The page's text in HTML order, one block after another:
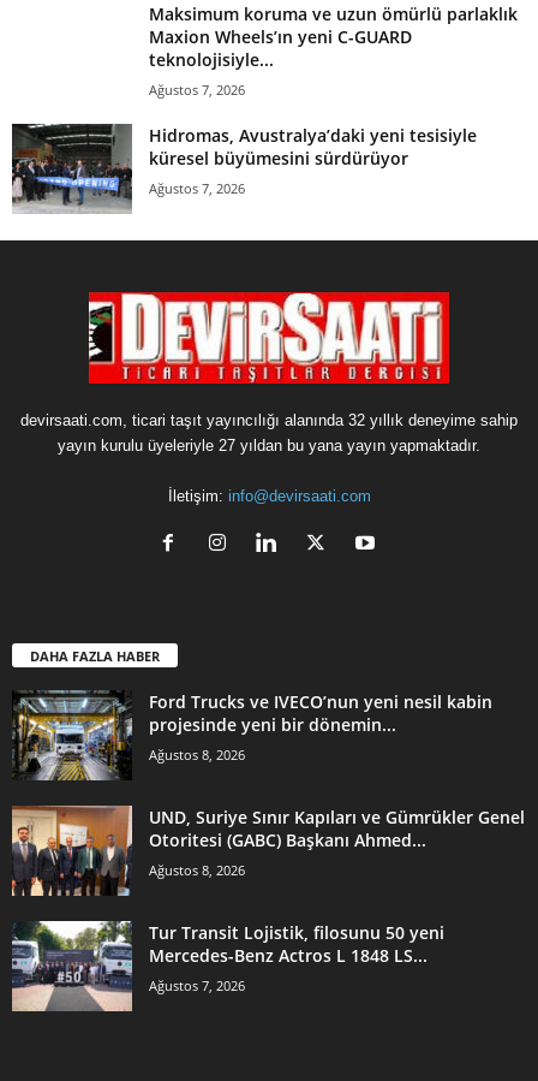
Maksimum koruma ve uzun ömürlü parlaklık
Maxion Wheels’ın yeni C-GUARD
teknolojisiyle...
Ağustos 7, 2026
Hidromas, Avustralya’daki yeni tesisiyle
küresel büyümesini sürdürüyor
Ağustos 7, 2026
devirsaati.com, ticari taşıt yayıncılığı alanında 32 yıllık deneyime sahip
yayın kurulu üyeleriyle 27 yıldan bu yana yayın yapmaktadır.
İletişim: info@devirsaati.com
DAHA FAZLA HABER
Ford Trucks ve IVECO’nun yeni nesil kabin
projesinde yeni bir dönemin...
Ağustos 8, 2026
UND, Suriye Sınır Kapıları ve Gümrükler Genel
Otoritesi (GABC) Başkanı Ahmed...
Ağustos 8, 2026
Tur Transit Lojistik, filosunu 50 yeni
Mercedes-Benz Actros L 1848 LS...
Ağustos 7, 2026